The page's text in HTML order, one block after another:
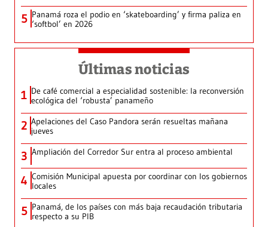
5 Panamá roza el podio en ‘skateboarding’ y firma paliza en
‘softbol’ en 2026
Últimas noticias
1 De café comercial a especialidad sostenible: la reconversión
ecológica del ‘robusta’ panameño
2 Apelaciones del Caso Pandora serán resueltas mañana
jueves
3 Ampliación del Corredor Sur entra al proceso ambiental
4 Comisión Municipal apuesta por coordinar con los gobiernos
locales
5 Panamá, de los países con más baja recaudación tributaria
respecto a su PIB